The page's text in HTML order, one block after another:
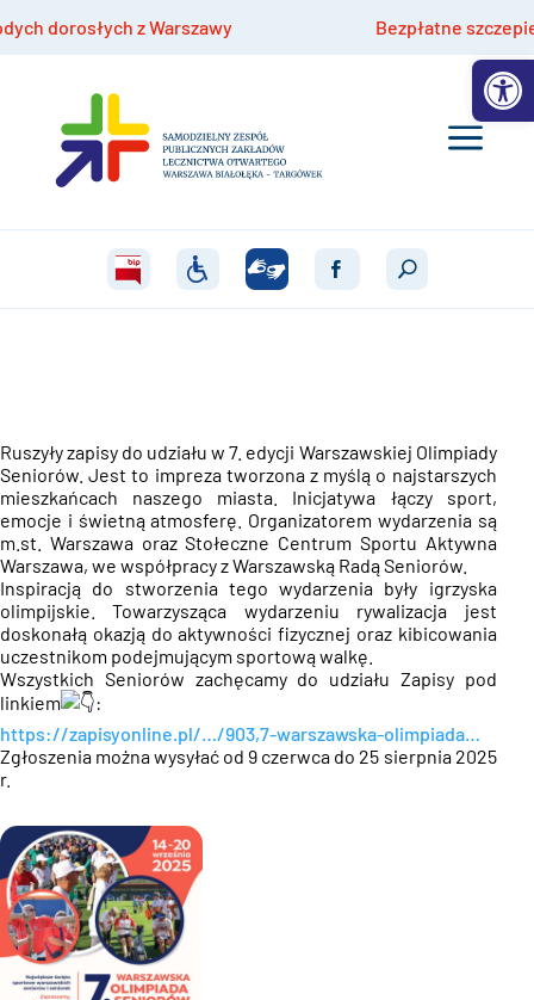
z Warszawy Bezpłatne szczepienia
Ruszyły zapisy do udziału w 7. edycji Warszawskiej Olimpiady
Seniorów. Jest to impreza tworzona z myślą o najstarszych
mieszkańcach naszego miasta. Inicjatywa łączy sport,
emocje i świetną atmosferę. Organizatorem wydarzenia są
m.st. Warszawa oraz Stołeczne Centrum Sportu Aktywna
Warszawa, we współpracy z Warszawską Radą Seniorów
Inspiracją do stworzenia tego wydarzenia były igrzyska
olimpijskie. Towarzysząca wydarzeniu rywalizacja jest
doskonałą okazją do aktywności fizycznej oraz kibicowania
uczestnikom podejmującym sportową walkę.
Wszystkich Seniorów zachęcamy do udziału Zapisy pod
linkiem
:
https://zapisyonline.pl/…/903,7-warszawska-olimpiada…
Zgłoszenia można wysyłać od 9 czerwca do 25 sierpnia 2025
r.